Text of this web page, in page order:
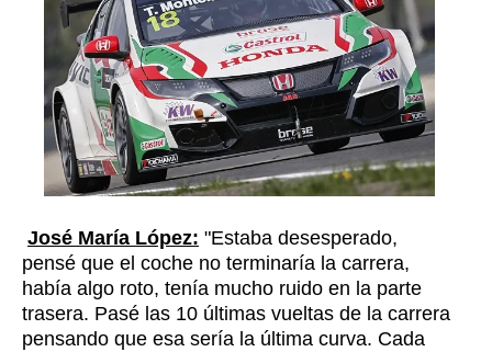
José María López: "Estaba desesperado,
pensé que el coche no terminaría la carrera,
había algo roto, tenía mucho ruido en la parte
trasera. Pasé las 10 últimas vueltas de la carrera
pensando que esa sería la última curva. Cada